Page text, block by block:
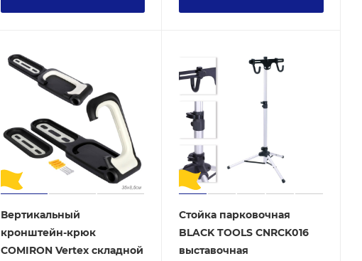
Вертикальный
кронштейн-крюк
COMIRON Vertex складной
Стойка парковочная
BLACK TOOLS CNRCK016
выставочная